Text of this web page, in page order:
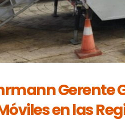
Gerente
en las